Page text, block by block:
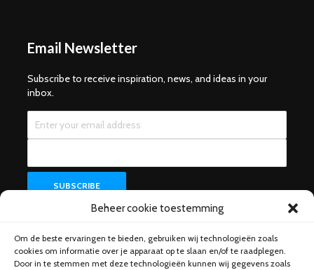
Email Newsletter
Subscribe to receive inspiration, news, and ideas in your
inbox.
Help & Support
Beheer cookie toestemming
Om de beste ervaringen te bieden, gebruiken wij technologieën zoals
cookies om informatie over je apparaat op te slaan en/of te raadplegen.
Door in te stemmen met deze technologieën kunnen wij gegevens zoals